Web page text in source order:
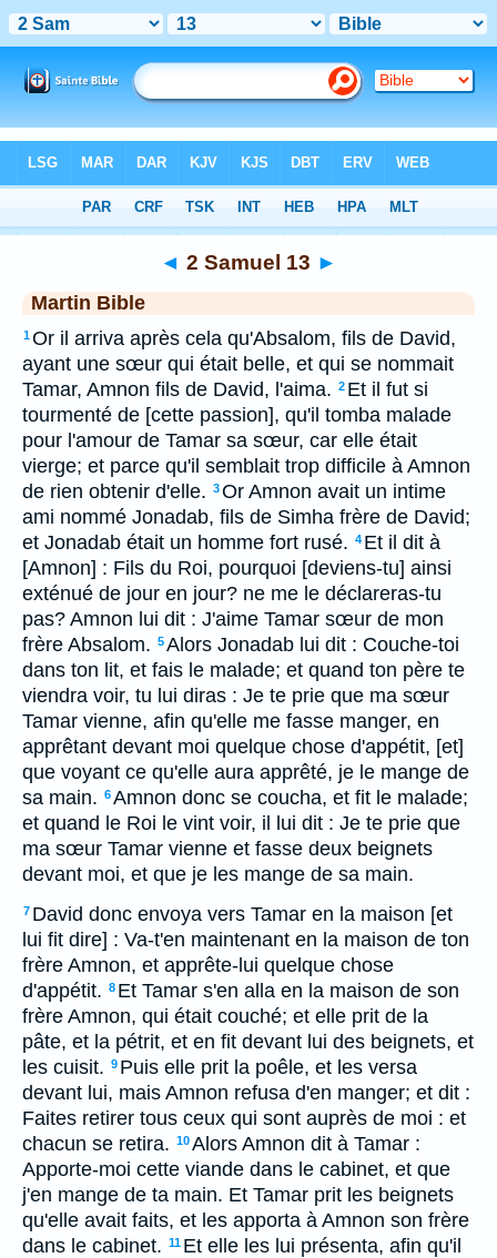
> 2 Samuel 13
◄ 2 Samuel 13 ►
Martin Bible
1Or il arriva après cela qu'Absalom, fils de David,
ayant une sœur qui était belle, et qui se nommait
Tamar, Amnon fils de David, l'aima. 2 Et il fut si
tourmenté de [cette passion], qu'il tomba malade
pour l'amour de Tamar sa sœur, car elle était
vierge; et parce qu'il semblait trop difficile à Amnon
de rien obtenir d'elle. 3Or Amnon avait un intime
ami nommé Jonadab, fils de Simha frère de David;
et Jonadab était un homme fort rusé. 4 Et il dit à
[Amnon] : Fils du Roi, pourquoi [deviens-tu] ainsi
exténué de jour en jour? ne me le déclareras-tu
pas? Amnon lui dit : J'aime Tamar sœur de mon
frère Absalom. 5Alors Jonadab lui dit : Couche-toi
dans ton lit, et fais le malade; et quand ton père te
viendra voir, tu lui diras : Je te prie que ma sœur
Tamar vienne, afin qu'elle me fasse manger, en
apprêtant devant moi quelque chose d'appétit, [et]
que voyant ce qu'elle aura apprêté, je le mange de
sa main. 6Amnon donc se coucha, et fit le malade;
et quand le Roi le vint voir, il lui dit : Je te prie que
ma sœur Tamar vienne et fasse deux beignets
devant moi, et que je les mange de sa main.
7 David donc envoya vers Tamar en la maison [et
lui fit dire] : Va-t'en maintenant en la maison de ton
frère Amnon, et apprête-lui quelque chose
d'appétit. 8 Et Tamar s'en alla en la maison de son
frère Amnon, qui était couché; et elle prit de la
pâte, et la pétrit, et en fit devant lui des beignets, et
les cuisit. 9 Puis elle prit la poêle, et les versa
devant lui, mais Amnon refusa d'en manger; et dit :
Faites retirer tous ceux qui sont auprès de moi : et
chacun se retira. 10Alors Amnon dit à Tamar :
Apporte-moi cette viande dans le cabinet, et que
j'en mange de ta main. Et Tamar prit les beignets
qu'elle avait faits, et les apporta à Amnon son frère
dans le cabinet. 11 Et elle les lui présenta, afin qu'il